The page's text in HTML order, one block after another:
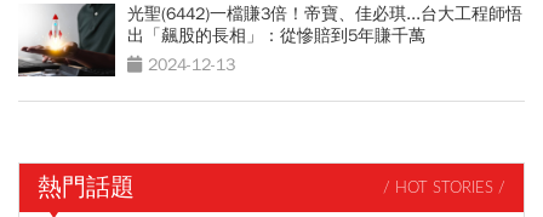
光聖(6442)一檔賺3倍！帝寶、佳必琪...台大工程師悟
出「飆股的長相」：從慘賠到5年賺千萬
2024-12-13
熱門話題 / HOT STORIES /